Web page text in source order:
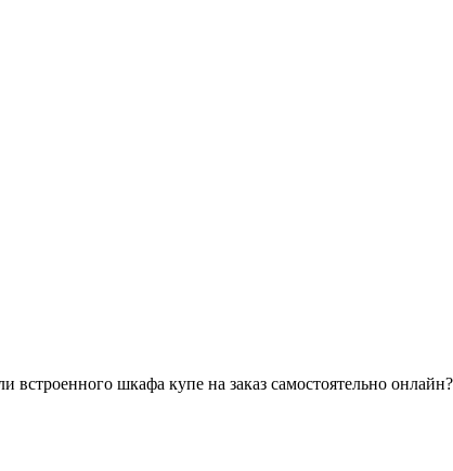
встроенного шкафа купе на заказ самостоятельно